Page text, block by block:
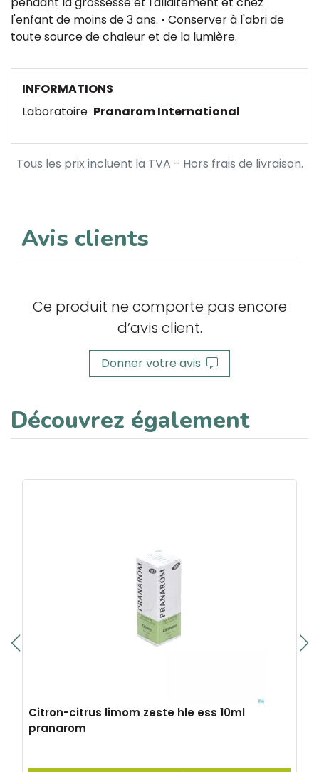
l'enfant de moins de 3 ans. • Conserver à l'abri de
toute source de chaleur et de la lumière.
INFORMATIONS
Laboratoire Pranarom International
Tous les prix incluent la TVA - Hors frais de livraison.
Avis clients
Ce produit ne comporte pas encore
d’avis client.
Donner votre avis
Découvrez également
Citron-citrus limom zeste hle ess 10ml
pranarom